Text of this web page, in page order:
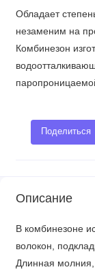
Обладает
незаменим на
Комбинезон
Поделиться
Описание
В комбинезоне
волокон,
Длинная молния,